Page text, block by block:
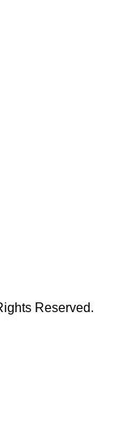
Reserved.